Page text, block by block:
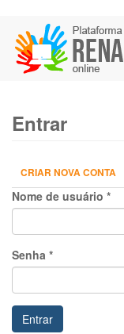
para
conteúdo
Entrar
Abas
primárias
CRIAR NOVA CONTA
Nome de usuário *
Senha *
Entrar